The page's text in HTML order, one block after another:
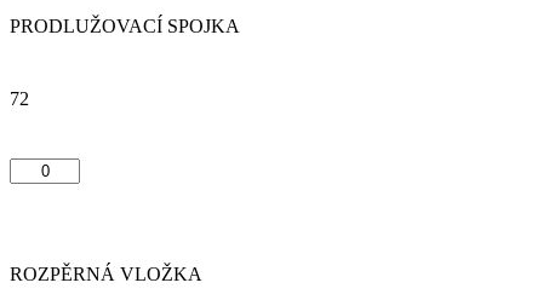
PRODLUŽOVACÍ SPOJKA
72
ROZPĚRNÁ VLOŽKA